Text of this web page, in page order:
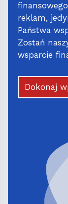
reklam,
Państwa
Zostań
wsparcie
Dokonaj